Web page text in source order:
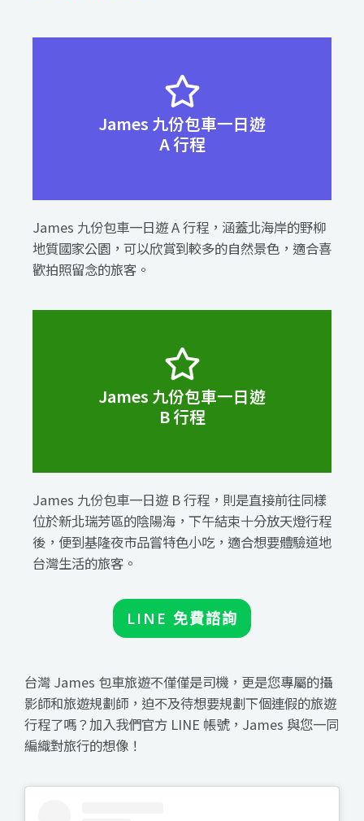
James 九份包車一日遊
A 行程
野柳地質公園(女王頭) → 十分瀑布 → 十分天燈祈
福 → 陰陽海 → 黃金瀑布 → 九份老街
James 九份包車一日遊 A 行程，涵蓋北海岸的野柳
地質國家公園，可以欣賞到較多的自然景色，適合喜
歡拍照留念的旅客。
James 九份包車一日遊
B 行程
陰陽海 → 黃金瀑布 → 九份老街 → 十分瀑布 → 十
分天燈祈福 → 基隆夜市
James 九份包車一日遊 B 行程，則是直接前往同樣
位於新北瑞芳區的陰陽海，下午結束十分放天燈行程
後，便到基隆夜市品嘗特色小吃，適合想要體驗道地
台灣生活的旅客。
LINE 免費諮詢
台灣 James 包車旅遊不僅僅是司機，更是您專屬的攝
影師和旅遊規劃師，迫不及待想要規劃下個連假的旅遊
行程了嗎？加入我們官方 LINE 帳號，James 與您一同
編織對旅行的想像！